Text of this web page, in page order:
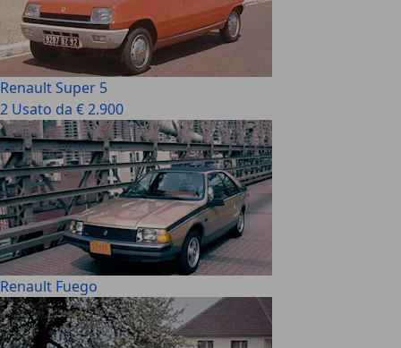
Renault Super 5
2 Usato da € 2.900
Renault Fuego